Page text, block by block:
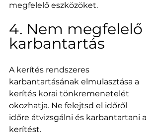
megfelelő eszközöket.
4. Nem megfelelő
karbantartás
A kerítés rendszeres
karbantartásának elmulasztása a
kerítés korai tönkremenetelét
okozhatja. Ne felejtsd el időről
időre átvizsgálni és karbantartani a
kerítést.